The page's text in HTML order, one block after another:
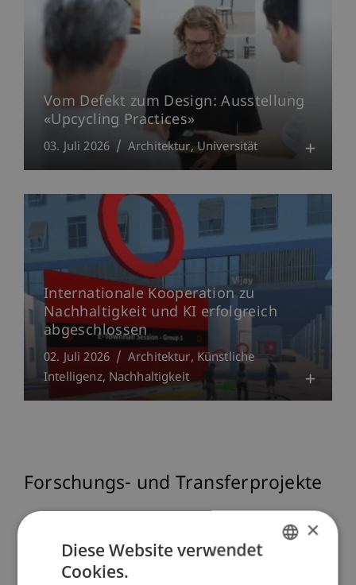
Vom Defekt zum Design: Ausstellung
«Upcycling Practices»
03. Juli 2026 Architektur Universität
Internationale Kooperation zu
Nachhaltigkeit und KI erfolgreich
abgeschlossen
02. Juli 2026 Architektur Künstliche
Intelligenz Nachhaltigkeit
Forschungs- und Transferprojekte
Weitere Drittmittelprojekte
×
Diese Website verwendet
Cookies.